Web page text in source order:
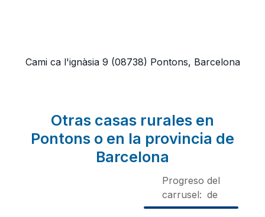
Cami ca l'ignàsia 9 (08738) Pontons, Barcelona
Otras casas rurales en
Pontons o en la provincia de
Barcelona
Progreso del
carrusel: de